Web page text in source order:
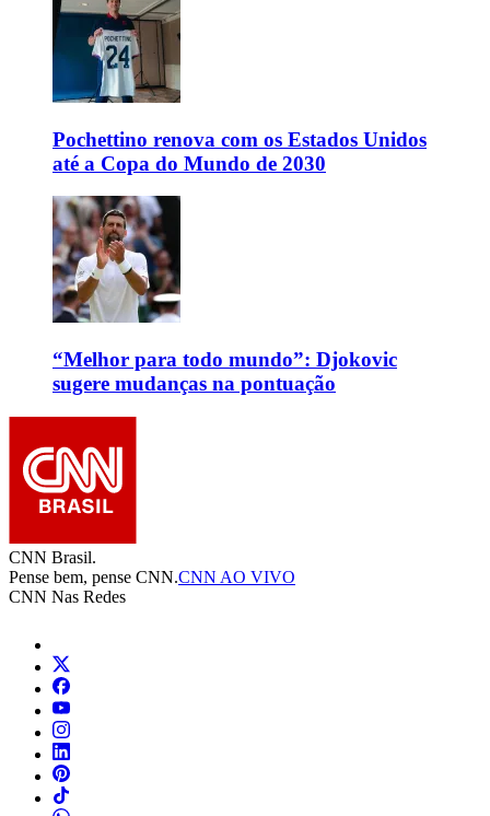
Pochettino renova com os Estados Unidos
até a Copa do Mundo de 2030
“Melhor para todo mundo”: Djokovic
sugere mudanças na pontuação
CNN Brasil.
Pense bem, pense CNN.CNN AO VIVO
CNN Nas Redes